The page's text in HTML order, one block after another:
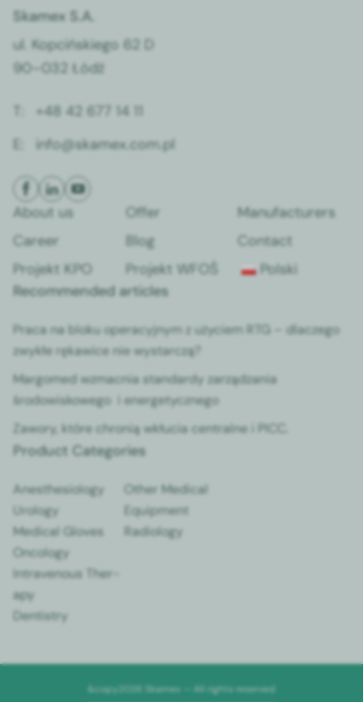
Skamex S.A.
ul. Kop­cińskiego 62 D
90–032 Łódź
T:
+48 42 677 14 11
E:
info@skamex.com.pl
About us Offer
Man­u­fac­tur­ers
Career
Blog
Con­tact
Pro­jekt KPO
Pro­jekt WFOŚ
Pol­s­ki
Recommended articles
Pra­ca na bloku oper­a­cyjnym z uży­ciem RTG – dlaczego
zwykłe rękaw­ice nie wystar­czą?
Mar­gomed wzmac­nia stan­dardy zarządza­nia
środowiskowego i ener­gety­cznego
Zawory, które chronią wkłu­cia cen­tralne i PICC.
Product Categories
Anes­the­si­ol­o­gy
Urol­o­gy
Med­ical Gloves
Oncol­o­gy
Intra­venous Ther­
a­py
Den­tistry
Oth­er Med­ical
Equip­ment
Radi­ol­o­gy
&copy2026 Skamex — All rights reserved